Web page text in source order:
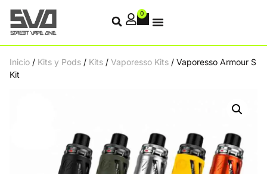
0
Inicio / Kits y Pods / Kits / Vaporesso Kits / Vaporesso Armour S
Kit